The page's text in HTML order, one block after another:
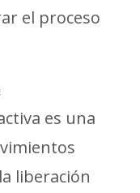
el proceso
es una
liberación